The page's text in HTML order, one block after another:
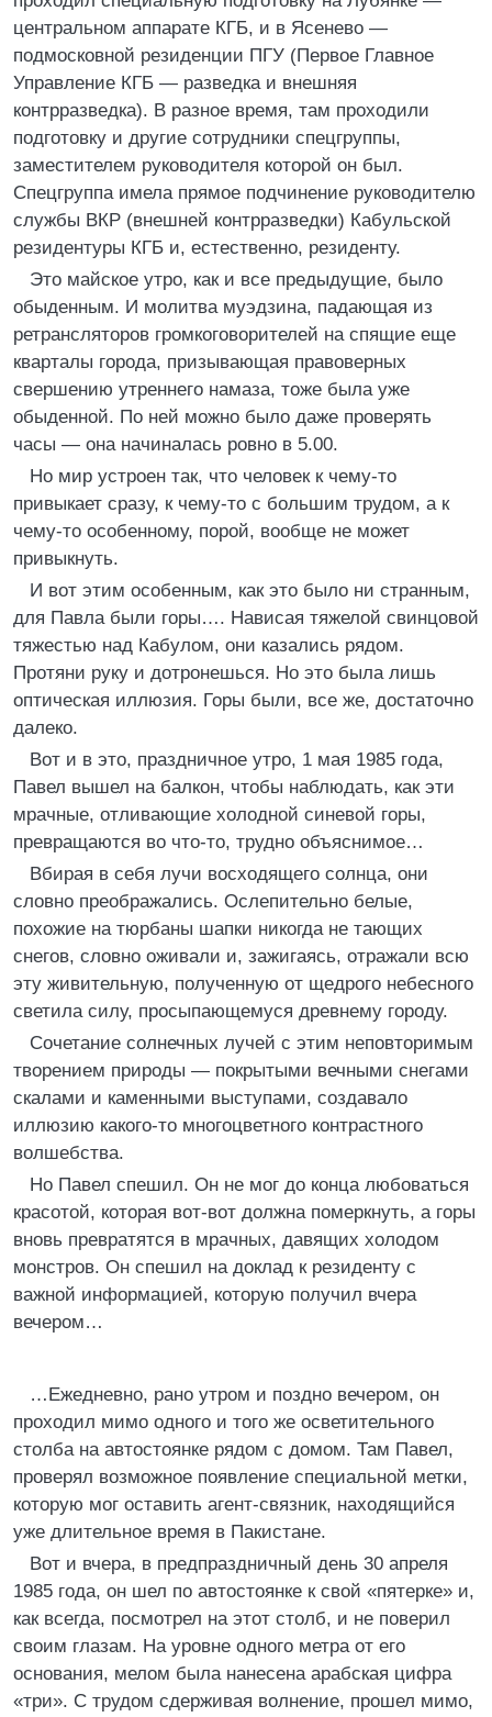
центральном аппарате КГБ, и в Ясенево —
подмосковной резиденции ПГУ (Первое Главное
Управление КГБ — разведка и внешняя
контрразведка). В разное время, там проходили
подготовку и другие сотрудники спецгруппы,
заместителем руководителя которой он был.
Спецгруппа имела прямое подчинение руководителю
службы ВКР (внешней контрразведки) Кабульской
резидентуры КГБ и, естественно, резиденту.
Это майское утро, как и все предыдущие, было
обыденным. И молитва муэдзина, падающая из
ретрансляторов громкоговорителей на спящие еще
кварталы города, призывающая правоверных
свершению утреннего намаза, тоже была уже
обыденной. По ней можно было даже проверять
часы — она начиналась ровно в 5.00.
Но мир устроен так, что человек к чему-то
привыкает сразу, к чему-то с большим трудом, а к
чему-то особенному, порой, вообще не может
привыкнуть.
И вот этим особенным, как это было ни странным,
для Павла были горы…. Нависая тяжелой свинцовой
тяжестью над Кабулом, они казались рядом.
Протяни руку и дотронешься. Но это была лишь
оптическая иллюзия. Горы были, все же, достаточно
далеко.
Вот и в это, праздничное утро, 1 мая 1985 года,
Павел вышел на балкон, чтобы наблюдать, как эти
мрачные, отливающие холодной синевой горы,
превращаются во что-то, трудно объяснимое…
Вбирая в себя лучи восходящего солнца, они
словно преображались. Ослепительно белые,
похожие на тюрбаны шапки никогда не тающих
снегов, словно оживали и, зажигаясь, отражали всю
эту живительную, полученную от щедрого небесного
светила силу, просыпающемуся древнему городу.
Сочетание солнечных лучей с этим неповторимым
творением природы — покрытыми вечными снегами
скалами и каменными выступами, создавало
иллюзию какого-то многоцветного контрастного
волшебства.
Но Павел спешил. Он не мог до конца любоваться
красотой, которая вот-вот должна померкнуть, а горы
вновь превратятся в мрачных, давящих холодом
монстров. Он спешил на доклад к резиденту с
важной информацией, которую получил вчера
вечером…
…Ежедневно, рано утром и поздно вечером, он
проходил мимо одного и того же осветительного
столба на автостоянке рядом с домом. Там Павел,
проверял возможное появление специальной метки,
которую мог оставить агент-связник, находящийся
уже длительное время в Пакистане.
Вот и вчера, в предпраздничный день 30 апреля
1985 года, он шел по автостоянке к свой «пятерке» и,
как всегда, посмотрел на этот столб, и не поверил
своим глазам. На уровне одного метра от его
основания, мелом была нанесена арабская цифра
«три». С трудом сдерживая волнение, прошел мимо,